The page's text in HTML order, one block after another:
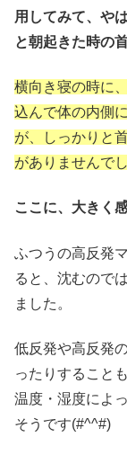
用してみて、や
と朝起きた時の
横向き寝の時に
込んで体の内側
が、しっかりと
がありませんでし
ここに、大きく
ふつうの高反発
ると、沈むので
ました。
低反発や高反発
ったりすること
温度・湿度によ
そうです(#^^#)